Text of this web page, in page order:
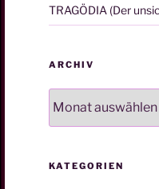
TRAGÖDIA (Der
ARCHIV
KATEGORIEN